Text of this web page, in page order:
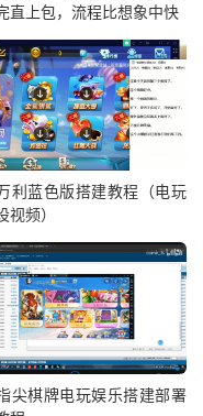
直上包，流程比想象中快
利蓝色版搭建教程（电玩
视频）
尖棋牌电玩娱乐搭建部署